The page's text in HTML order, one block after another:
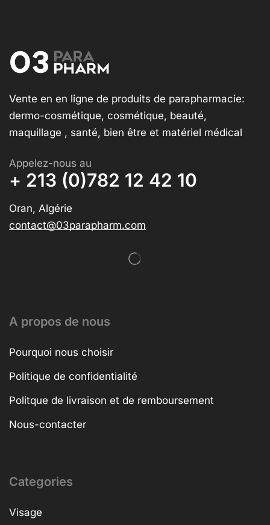
Vente en en ligne de produits de parapharmacie:
dermo-cosmétique, cosmétique, beauté,
maquillage , santé, bien être et matériel médical
Appelez-nous au
+ 213 (0)782 12 42 10
Oran, Algérie
contact@03parapharm.com
A propos de nous
Pourquoi nous choisir
Politique de confidentialité
Politque de livraison et de remboursement
Nous-contacter
Categories
Visage